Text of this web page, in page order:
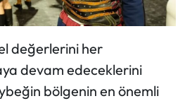
değerlerini her
devam edeceklerini
bölgenin en önemli